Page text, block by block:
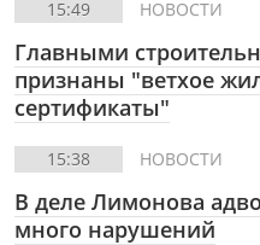
15:49 НОВОСТИ
Главными
признаны "ветхое
сертификаты"
15:38 НОВОСТИ
В деле Лимонова
много нарушений